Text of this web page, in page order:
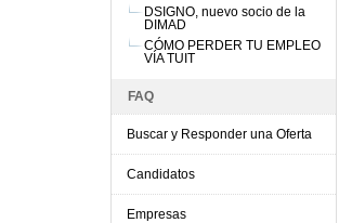
DSIGNO, nuevo socio de la
DIMAD
CÓMO PERDER TU EMPLEO
VÍA TUIT
FAQ
Buscar y Responder una Oferta
Candidatos
Empresas